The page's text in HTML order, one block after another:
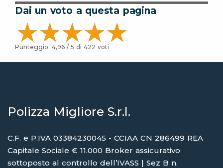
Dai un voto a questa pagina
Punteggio: 4,96 / 5 di 422 voti
Polizza Migliore S.r.l.
C.F. e P.IVA 03384230045 - CCIAA CN 286499 REA
Capitale Sociale € 11.000 Broker assicurativo
sottoposto al controllo dell’IVASS | Sez B n.